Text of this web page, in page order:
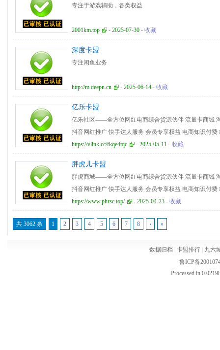
专注于游戏辅助，各类权益
2001km.top - 2025-07-30 - 收藏
深度卡盟
专注闲鱼业务
http://m.deepn.cn - 2025-06-14 - 收藏
亿乐卡盟
亿乐社区——全方位网红电商综合货源伙伴 流量卡商城
抖音网红推广 快手达人服务 会员专享权益 电商知识付
络红人合作 电商服务解决方案 互动社区平台 用户评论
低，kl低价货源站，kl低价平台，低价货源，综合低价货
https://vlink.cc/fkqe4tqc - 2025-05-11 - 收藏
胖虎儿卡盟
胖虎商城——全方位网红电商综合货源伙伴 流量卡商城
抖音网红推广 快手达人服务 会员专享权益 电商知识付
络红人合作 电商服务解决方案 互动社区平台 用户评论
低，kl低价货源站，kl低价平台，低价货源，综合低价货
https://www.phrsc.top/ - 2025-04-23 - 收藏
共 3062 条 1 2 3 4 5 6 7 8 › »
数据归档 卡盟排行
九六
鲁ICP备
Processed in